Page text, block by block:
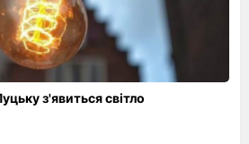
з'явиться світло